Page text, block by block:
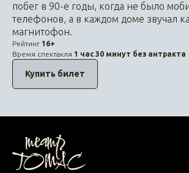
побег в 90-е годы, когда не было
телефонов, а в каждом доме звучал
магнитофон.
Рейтинг 16+
Время спектакля 1 час 30 минут без антракта
Купить билет